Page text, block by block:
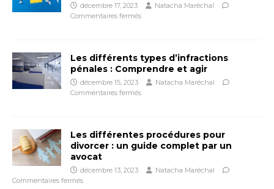
décembre 17, 2023
Natacha Maréchal
Commentaires fermés
Les différents types d’infractions
pénales : Comprendre et agir
décembre 15, 2023
Natacha Maréchal
Commentaires fermés
Les différentes procédures pour
divorcer : un guide complet par un
avocat
décembre 13, 2023
Natacha Maréchal
Commentaires fermés